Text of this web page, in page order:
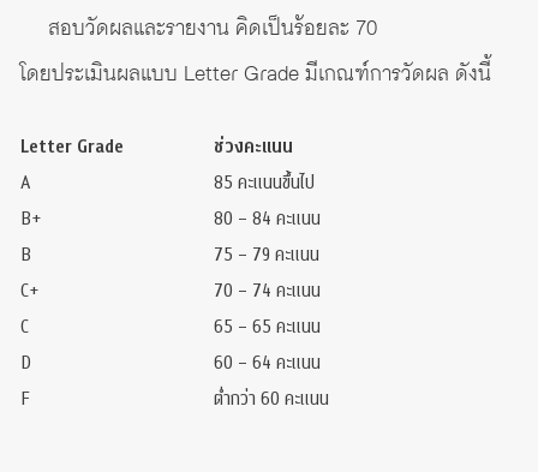
สอบวัดผลและรายงาน คิดเป็นร้อยละ 70
โดยประเมินผลแบบ Letter Grade มีเกณฑ์การวัดผล ดังนี้
Letter Grade
ช่วงคะแนน
A
85 คะแนนขึ้นไป
B+
80 – 84 คะแนน
B
75 – 79 คะแนน
C+
70 – 74 คะแนน
C
65 – 65 คะแนน
D
60 – 64 คะแนน
F
ต่ำกว่า 60 คะแนน